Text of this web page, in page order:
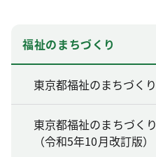
福祉のまちづくり
東京都福祉のまちづく
東京都福祉のまちづく
（令和5年10月改訂版）